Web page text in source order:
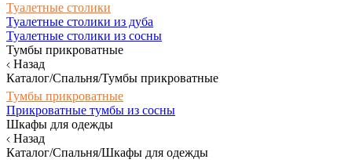
Туалетные столики
Туалетные столики из дуба
Туалетные столики из сосны
Тумбы прикроватные
Назад
Каталог/Спальня/Тумбы прикроватные
Тумбы прикроватные
Прикроватные тумбы из сосны
Шкафы для одежды
Назад
Каталог/Спальня/Шкафы для одежды